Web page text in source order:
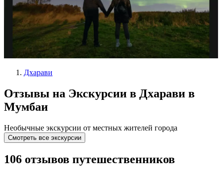
Дхарави
Отзывы на Экскурсии в Дхарави в
Мумбаи
Необычные экскурсии от местных жителей города
Смотреть все экскурсии
106 отзывов путешественников